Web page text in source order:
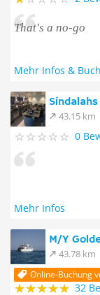
That's a no-go
Mehr Infos &
43.15 km
0
Mehr Infos
M/Y
43.78 km
Online-Buchung
32